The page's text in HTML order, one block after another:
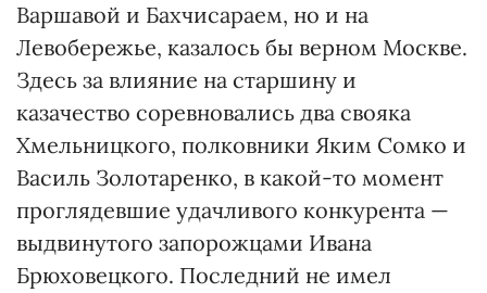
Варшавой и Бахчисараем, но и на
Левобережье, казалось бы верном Москве.
Здесь за влияние на старшину и
казачество соревновались два свояка
Хмельницкого, полковники Яким Сомко и
Василь Золотаренко, в какой-то момент
проглядевшие удачливого конкурента —
выдвинутого запорожцами Ивана
Брюховецкого. Последний не имел